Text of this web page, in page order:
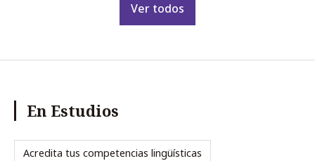
Ver todos
En Estudios
Acredita tus competencias lingüísticas